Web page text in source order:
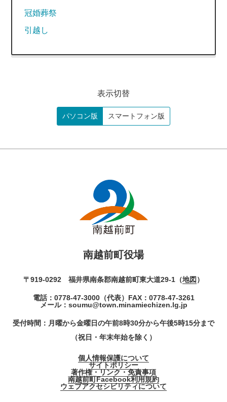
冠婚葬祭
引越し
表示切替
パソコン版 スマートフォン版
南越前町役場
〒919-0292 福井県南条郡南越前町東大道29-1（地図 ）
電話： 0778-47-3000（代表） FAX：0778-47-3261
メール： soumu@town.minamiechizen.lg.jp
受付時間：月曜から金曜日の午前8時30分から午後5時15分まで
（祝日・年末年始を除く）
個人情報保護について
サイトポリシー
著作権・リンク・免責事項
南越前町Facebook利用規約
ウェブアクセシビリティについて